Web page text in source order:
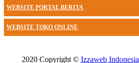
WEBSITE PORTAL BERITA
WEBSITE TOKO ONLINE
2020 Copyright © Izzaweb Indonesia